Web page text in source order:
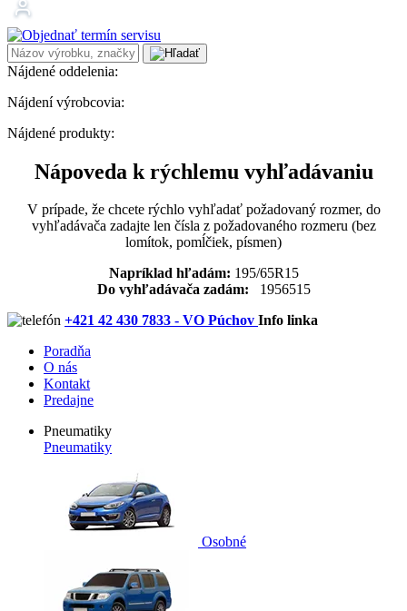
Nájdené oddelenia:
Nájdení výrobcovia:
Nájdené produkty:
Nápoveda k rýchlemu vyhľadávaniu
V prípade, že chcete rýchlo vyhľadať požadovaný rozmer, do
vyhľadávača zadajte len čísla z požadovaného rozmeru (bez
lomítok, pomĺčiek, písmen)
Napríklad hľadám: 195/65R15
Do vyhľadávača zadám: 1956515
+421 42 430 7833 - VO Púchov Info linka
Poradňa
O nás
Kontakt
Predajne
Pneumatiky
Pneumatiky
Osobné